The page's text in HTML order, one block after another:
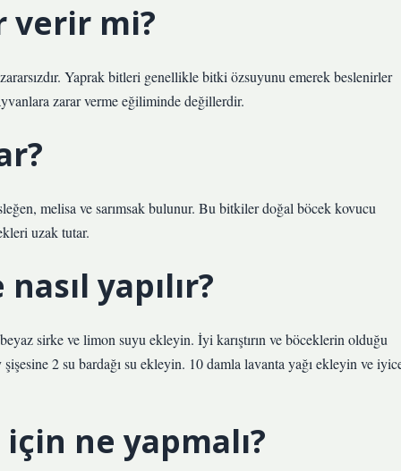
verir mi?
Yaprak bitleri genellikle bitki özsuyunu emerek beslenirler
zarar verme eğiliminde değillerdir.
melisa ve sarımsak bulunur. Bu bitkiler doğal böcek kovucu
uzak tutar.
yapılır?
sirke ve limon suyu ekleyin. İyi karıştırın ve böceklerin olduğu
2 su bardağı su ekleyin. 10 damla lavanta yağı ekleyin ve
ne yapmalı?